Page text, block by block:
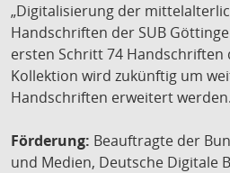
„Digitalisierung der
Handschriften der SUB
ersten Schritt 74 Handschriften
Kollektion wird zukünftig um
Handschriften erweitert werden.
Förderung: Beauftragte der
und Medien, Deutsche Digitale